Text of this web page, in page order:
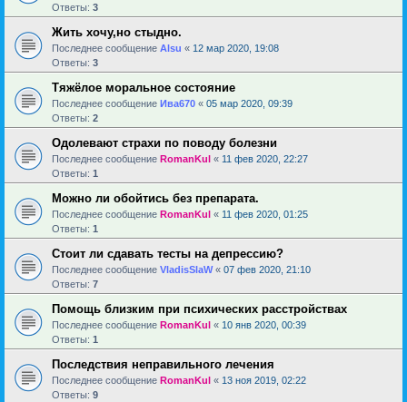
Ответы: 3
Жить хочу,но стыдно.
Последнее сообщение Alsu « 12 мар 2020, 19:08
Ответы: 3
Тяжёлое моральное состояние
Последнее сообщение Ива670 « 05 мар 2020, 09:39
Ответы: 2
Одолевают страхи по поводу болезни
Последнее сообщение RomanKul « 11 фев 2020, 22:27
Ответы: 1
Можно ли обойтись без препарата.
Последнее сообщение RomanKul « 11 фев 2020, 01:25
Ответы: 1
Стоит ли сдавать тесты на депрессию?
Последнее сообщение VladisSlaW« 07 фев 2020, 21:10
Ответы: 7
Помощь близким при психических расстройствах
Последнее сообщение RomanKul « 10 янв 2020, 00:39
Ответы: 1
Последствия неправильного лечения
Последнее сообщение RomanKul « 13 ноя 2019, 02:22
Ответы: 9